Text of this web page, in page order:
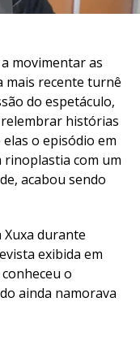
movimentar as
mais recente turnê
do espetáculo,
histórias
o episódio em
com um
acabou sendo
durante
exibida em
o
ainda namorava